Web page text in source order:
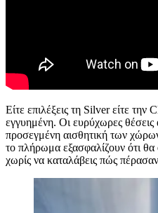
Είτε επιλέξεις τη Silver είτε
εγγυημένη. Οι ευρύχωρες
προσεγμένη αισθητική των
το πλήρωμα εξασφαλίζουν ότι θα
χωρίς να καταλάβεις πώς